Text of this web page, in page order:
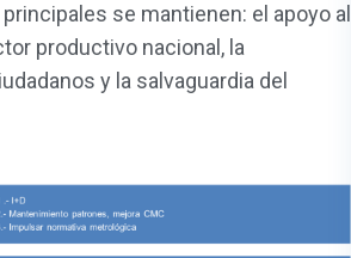
se mantienen: el apoyo al
productivo nacional, la
y la salvaguardia del